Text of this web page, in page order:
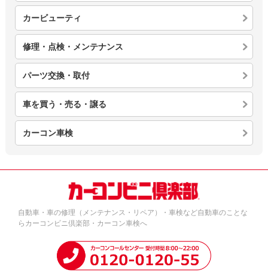
カービューティ
修理・点検・メンテナンス
パーツ交換・取付
車を買う・売る・譲る
カーコン車検
自動車・車の修理（メンテナンス・リペア）・車検など自動車のことな
らカーコンビニ倶楽部・カーコン車検へ